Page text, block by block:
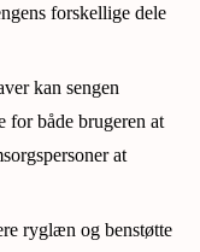
forskellige dele
kan sengen
for både brugeren at
at
ryglæn og benstøtte